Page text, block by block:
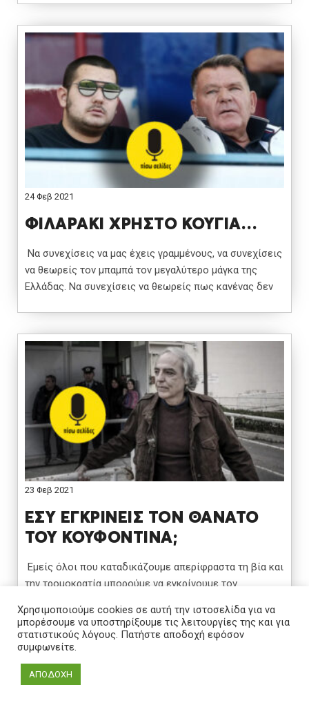
24 Φεβ 2021
ΦΙΛΑΡΑΚΙ ΧΡΗΣΤΟ ΚΟΥΓΙΑ…
Να συνεχίσεις να μας έχεις γραμμένους, να συνεχίσεις
να θεωρείς τον μπαμπά τον μεγαλύτερο μάγκα της
Ελλάδας. Να συνεχίσεις να θεωρείς πως κανένας δεν
23 Φεβ 2021
ΕΣΥ ΕΓΚΡΙΝΕΙΣ ΤΟΝ ΘΑΝΑΤΟ
ΤΟΥ ΚΟΥΦΟΝΤΙΝΑ;
Εμείς όλοι που καταδικάζουμε απερίφραστα τη βία και
την τρομοκρατία μπορούμε να εγκρίνουμε τον
πεθάνει ένας άνθρωπος,
Χρησιμοποιούμε cookies σε αυτή την ιστοσελίδα για να
μπορέσουμε να υποστηρίξουμε τις λειτουργίες της και για
στατιστικούς λόγους. Πατήστε αποδοχή εφόσον
συμφωνείτε.
ΑΠΟΔΟΧΗ